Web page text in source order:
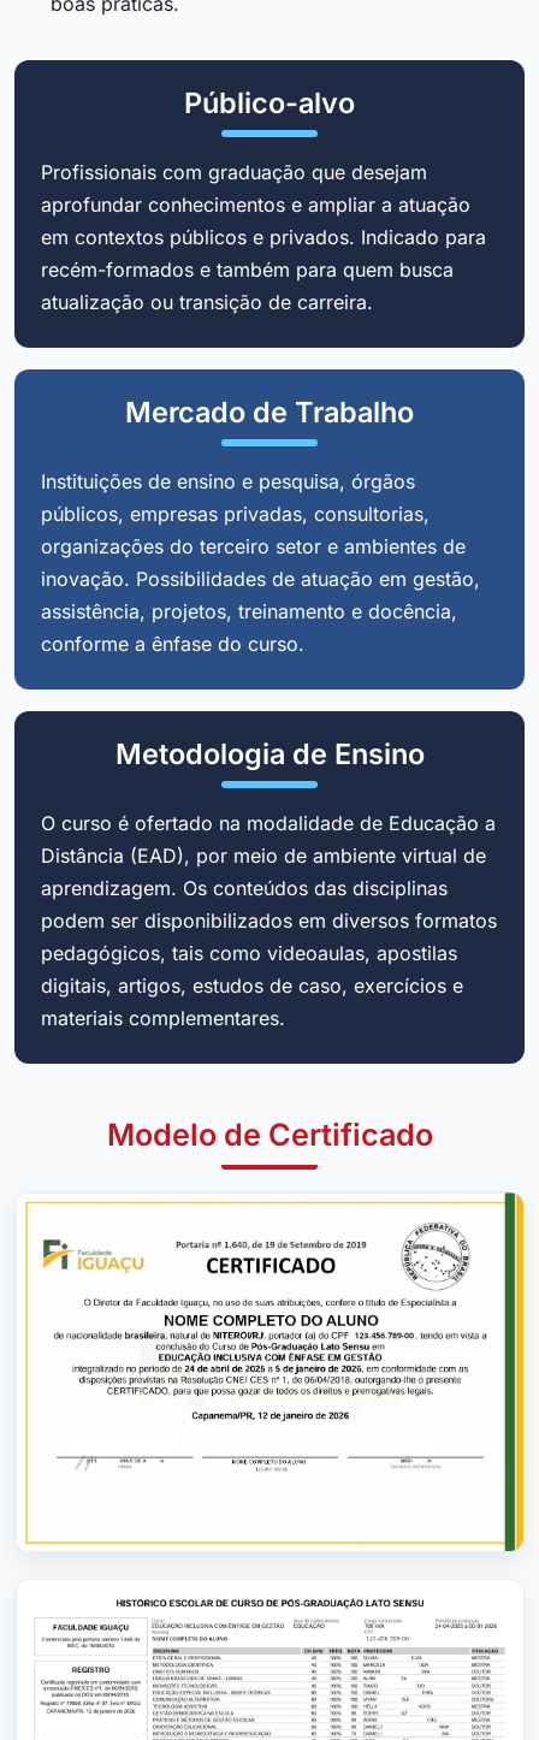
Público-alvo
Profissionais com graduação que desejam
aprofundar conhecimentos e ampliar a atuação
em contextos públicos e privados. Indicado para
recém-formados e também para quem busca
atualização ou transição de carreira.
Mercado de Trabalho
Instituições de ensino e pesquisa, órgãos
públicos, empresas privadas, consultorias,
organizações do terceiro setor e ambientes de
inovação. Possibilidades de atuação em gestão,
assistência, projetos, treinamento e docência,
conforme a ênfase do curso.
Metodologia de Ensino
O curso é ofertado na modalidade de Educação a
Distância (EAD), por meio de ambiente virtual de
aprendizagem. Os conteúdos das disciplinas
podem ser disponibilizados em diversos formatos
pedagógicos, tais como videoaulas, apostilas
digitais, artigos, estudos de caso, exercícios e
materiais complementares.
Modelo de Certificado